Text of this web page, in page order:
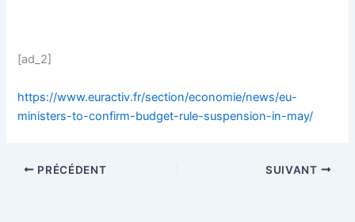
[ad_2]
https://www.euractiv.fr/section/economie/news/eu-
ministers-to-confirm-budget-rule-suspension-in-may/
PRÉCÉDENT SUIVANT